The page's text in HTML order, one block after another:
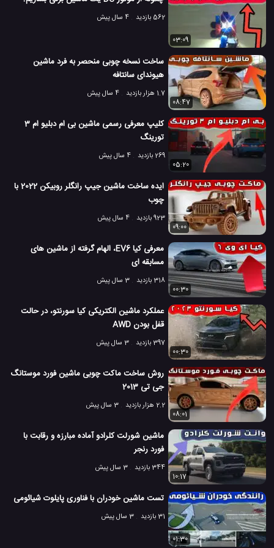
562 بازدید 4 سال پیش
03:09
ساخت نسخه چوبی منحصر به فرد ماشین
هیوندای سانتافه
1.7 هزار بازدید
4 سال پیش
08:47
کلیپ معرفی رسمی ماشین بی ام دبلیو ام 3
تورینگ
269 بازدید
4 سال پیش
05:20
ایده ساخت ماشین جیپ رانگلر روبیکن 2022 با
چوب
923 بازدید
4 سال پیش
09:00
معرفی کیا EV6، الهام گرفته از ماشین های
مسابقه ای
318 بازدید
3 سال پیش
00:30
عملکرد ماشین الکتریکی کیا سورنتو، در حالت
قفل بودن AWD
397 بازدید
3 سال پیش
00:30
روش ساخت ماکت چوبی ماشین فورد موستانگ
جی تی 2013
2.2 هزار بازدید
3 سال پیش
08:01
ماشین شورلت کلرادو آماده مبارزه و رقابت با
فورد رنجر
344 بازدید
3 سال پیش
10:17
تست ماشین خودران با فناوری پایلوت شیائومی
31 بازدید 3 سال پیش
01:30